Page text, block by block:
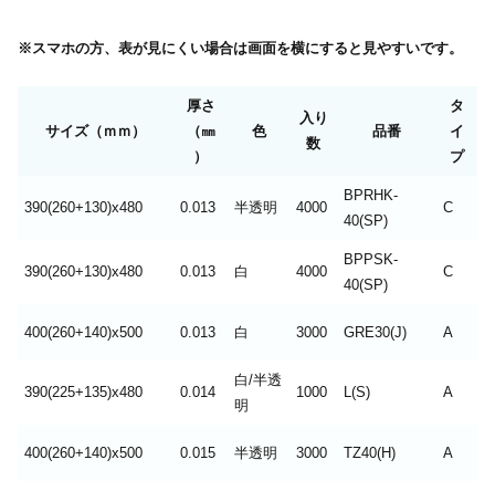
※スマホの方、表が見にくい場合は画面を横にすると見やすいです。
サイズ（ｍｍ）
厚さ
（㎜
）
色
入り
数
品番
タ
イ
プ
390(260+130)x480 0.013 半透明 4000
BPRHK-
40(SP)
C
390(260+130)x480 0.013 白 4000
BPPSK-
40(SP)
C
400(260+140)x500 0.013 白 3000 GRE30(J) A
390(225+135)x480 0.014
白/半透
明
1000 L(S) A
400(260+140)x500 0.015 半透明 3000 TZ40(H) A